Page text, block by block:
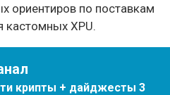
ориентиров по поставкам
кастомных XPU.
крипты + дайджесты 3